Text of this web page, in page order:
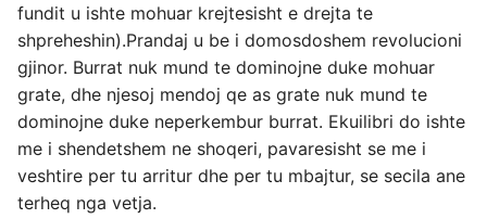
fundit u ishte mohuar krejtesisht e drejta te
shpreheshin).Prandaj u be i domosdoshem revolucioni
gjinor. Burrat nuk mund te dominojne duke mohuar
grate, dhe njesoj mendoj qe as grate nuk mund te
dominojne duke neperkembur burrat. Ekuilibri do ishte
me i shendetshem ne shoqeri, pavaresisht se me i
veshtire per tu arritur dhe per tu mbajtur, se secila ane
terheq nga vetja.